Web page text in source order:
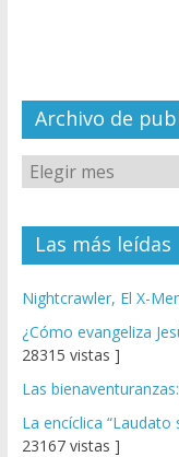
el
Archivo de
Las más leídas
Nightcrawler, El X-
¿Cómo evangeliza
28315 vistas ]
Las
La encíclica “Laudato
23167 vistas ]